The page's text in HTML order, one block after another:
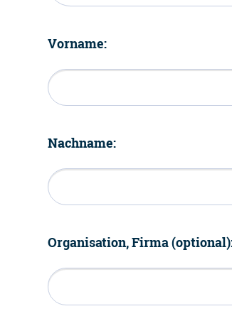
Vorname:
Nachname:
Organisation, Firma